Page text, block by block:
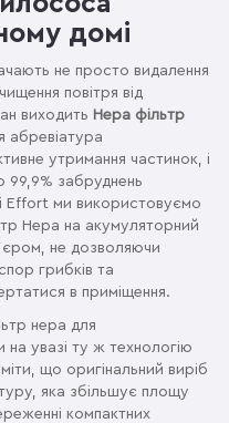
домі
не просто видалення
повітря від
виходить Hepa фільтр
абревіатура
утримання частинок, і
99,9% забруднень
Effort ми використовуємо
Hepa на акумуляторний
не дозволяючи
грибків та
в приміщення.
нера для
увазі ту ж технологію
що оригінальний виріб
яка збільшує площу
компактних